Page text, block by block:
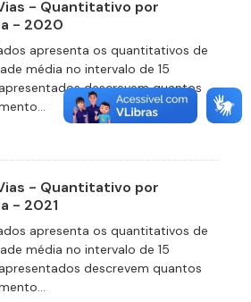
- Quantitativo por
- 2020
apresenta os quantitativos de
média no intervalo de 15
descrevem quantos
- Quantitativo por
- 2021
apresenta os quantitativos de
média no intervalo de 15
descrevem quantos